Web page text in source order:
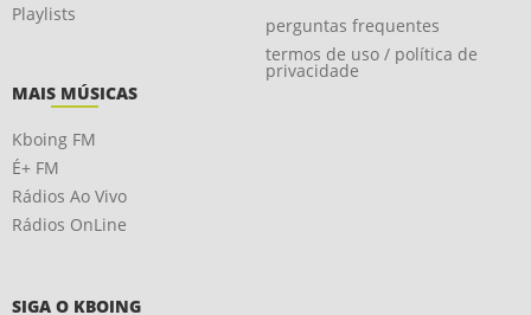
Playlists
perguntas frequentes
termos de uso / política de
privacidade
MAIS MÚSICAS
Kboing FM
É+ FM
Rádios Ao Vivo
Rádios OnLine
SIGA O KBOING